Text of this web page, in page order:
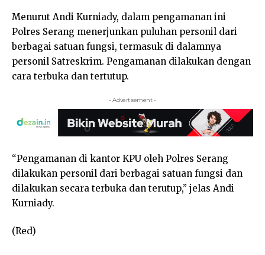
Menurut Andi Kurniady, dalam pengamanan ini
Polres Serang menerjunkan puluhan personil dari
berbagai satuan fungsi, termasuk di dalamnya
personil Satreskrim. Pengamanan dilakukan dengan
cara terbuka dan tertutup.
- Advertisement -
“Pengamanan di kantor KPU oleh Polres Serang
dilakukan personil dari berbagai satuan fungsi dan
dilakukan secara terbuka dan terutup,” jelas Andi
Kurniady.
(Red)